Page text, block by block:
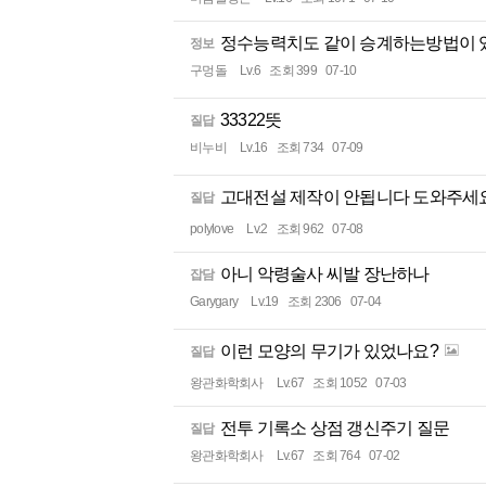
정보 정수능력치도 같이 승계하는방법이
구멍돌 Lv.6 조회 399 07-10
질답 33322뜻
비누비 Lv.16 조회 734 07-09
질답 고대전설 제작이 안됩니다 도와주세
polylove Lv.2 조회 962 07-08
잡담 아니 악령술사 씨발 장난하나
Garygary Lv.19 조회 2306 07-04
질답 이런 모양의 무기가 있었나요?
왕관화학회사 Lv.67 조회 1052 07-03
질답 전투 기록소 상점 갱신주기 질문
왕관화학회사 Lv.67 조회 764 07-02